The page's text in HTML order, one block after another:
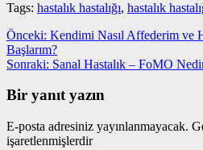
Tags: hastalık hastalığı, hastalık
Yazı
gezinmesi
Önceki: Önceki
yazı:
Kendimi Nasıl Affederim ve
Başlarım?
Sonraki: Sonraki
Sanal Hastalık – FoMO
Bir yanıt yazın
E-posta adresiniz yayınlanmayacak.
işaretlenmişlerdir